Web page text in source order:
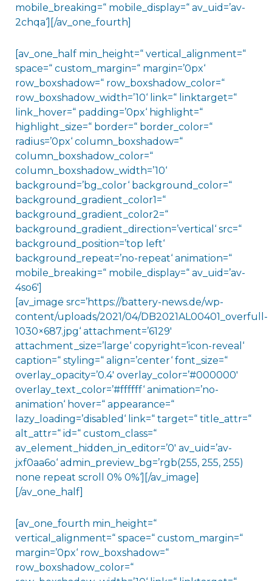
mobile_breaking=“ mobile_display=“ av_uid=’av-
2chqa‘][/av_one_fourth]
[av_one_half min_height=“ vertical_alignment=“
space=“ custom_margin=“ margin=’0px‘
row_boxshadow=“ row_boxshadow_color=“
row_boxshadow_width=’10‘ link=“ linktarget=“
link_hover=“ padding=’0px‘ highlight=“
highlight_size=“ border=“ border_color=“
radius=’0px‘ column_boxshadow=“
column_boxshadow_color=“
column_boxshadow_width=’10‘
background=’bg_color‘ background_color=“
background_gradient_color1=“
background_gradient_color2=“
background_gradient_direction=’vertical‘ src=“
background_position=’top left‘
background_repeat=’no-repeat‘ animation=“
mobile_breaking=“ mobile_display=“ av_uid=’av-
4so6′]
[av_image src=’https://battery-news.de/wp-
content/uploads/2021/04/DB2021AL00401_overfull-
1030×687.jpg‘ attachment=’6129′
attachment_size=’large‘ copyright=’icon-reveal‘
caption=“ styling=“ align=’center‘ font_size=“
overlay_opacity=’0.4′ overlay_color=’#000000′
overlay_text_color=’#ffffff‘ animation=’no-
animation‘ hover=“ appearance=“
lazy_loading=’disabled‘ link=“ target=“ title_attr=“
alt_attr=“ id=“ custom_class=“
av_element_hidden_in_editor=’0′ av_uid=’av-
jxf0aa6o‘ admin_preview_bg=’rgb(255, 255, 255)
none repeat scroll 0% 0%‘][/av_image]
[/av_one_half]
[av_one_fourth min_height=“
vertical_alignment=“ space=“ custom_margin=“
margin=’0px‘ row_boxshadow=“
row_boxshadow_color=“